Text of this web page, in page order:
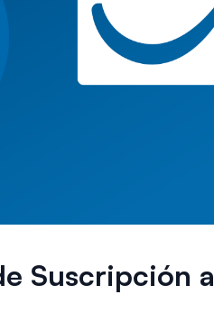
Suscripción a